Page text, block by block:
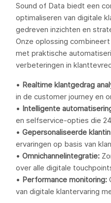
Sound of Data biedt een
optimaliseren van digitale
gedreven inzichten en
Onze oplossing
met praktische
verbeteringen in
• Realtime klantgedrag
in de customer journey en
• Intelligente
en selfservice-opties die
• Gepersonaliseerde
ervaringen op basis van
• Omnichannelintegratie:
over alle digitale
• Performance monitoring:
van digitale klantervaring